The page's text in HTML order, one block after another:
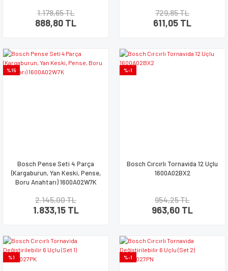
1.178,65 TL
888,80 TL
729,85 TL
611,05 TL
%15
Bosch Pense Seti 4 Parça
(Kargaburun, Yan Keski, Pense,
Boru Anahtarı) 1600A02W7K
2.145,00 TL
1.833,15 TL
%-1
Bosch Cırcırlı Tornavida 12 Uçlu
1600A02BX2
954,25 TL
963,60 TL
%1 %-1